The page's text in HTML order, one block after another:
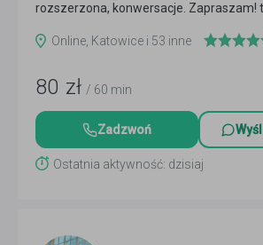
rozszerzona, konwersacje. Zapraszam!
Online, Katowice i 53 inne
80 zł / 60 min
Zadzwoń
Ostatnia aktywność: dzisiaj